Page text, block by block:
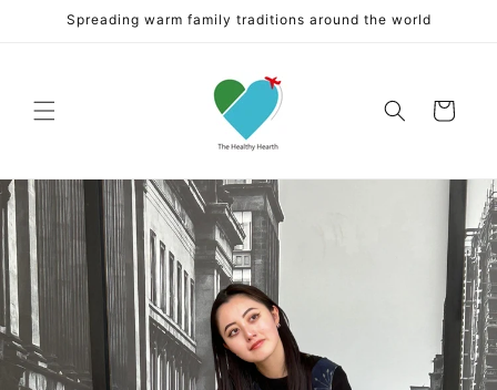
ンツにSpreading warm family traditions around the world
ー